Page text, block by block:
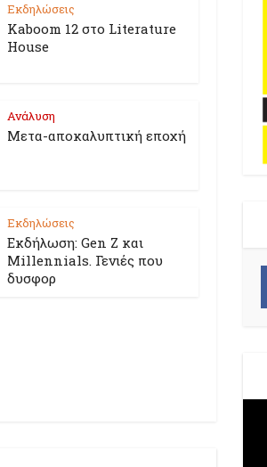
Εκδηλώσεις
Kaboom 12 στο Literature
House
Ανάλυση
Μετα-αποκαλυπτική εποχή
Εκδηλώσεις
Εκδήλωση: Gen Z και
Millennials. Γενιές που
δυσφορ